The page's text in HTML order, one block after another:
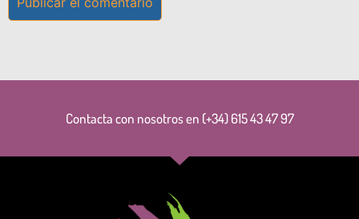
Contacta con nosotros en (+34) 615 43 47 97